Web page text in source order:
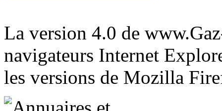
La version 4.0 de
navigateurs Internet
les versions de Mozilla